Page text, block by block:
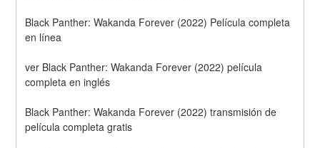
Black Panther: Wakanda Forever (2022) Película completa
en línea
ver Black Panther: Wakanda Forever (2022) película
completa en inglés
Black Panther: Wakanda Forever (2022) transmisión de
película completa gratis